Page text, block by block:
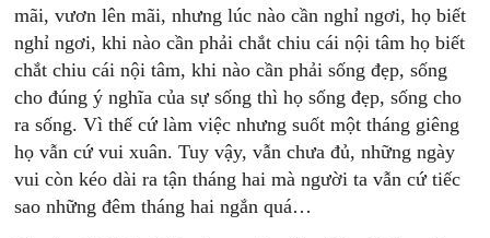
mãi, vươn lên mãi, nhưng lúc nào cần nghỉ ngơi, họ biết
nghỉ ngơi, khi nào cần phải chắt chiu cái nội tâm họ biết
chắt chiu cái nội tâm, khi nào cần phải sống đẹp, sống
cho đúng ý nghĩa của sự sống thì họ sống đẹp, sống cho
ra sống. Vì thế cứ làm việc nhưng suốt một tháng giêng
họ vẫn cứ vui xuân. Tuy vậy, vẫn chưa đủ, những ngày
vui còn kéo dài ra tận tháng hai mà người ta vẫn cứ tiếc
sao những đêm tháng hai ngắn quá…